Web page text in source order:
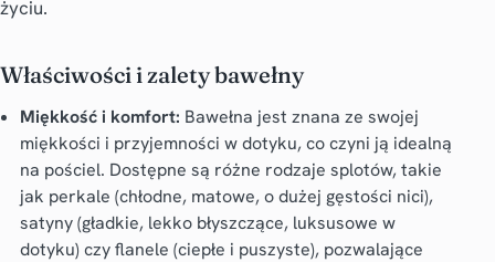
życiu.
Właściwości i zalety bawełny
Miękkość i komfort: Bawełna jest znana ze swojej
miękkości i przyjemności w dotyku, co czyni ją idealną
na pościel. Dostępne są różne rodzaje splotów, takie
jak perkale (chłodne, matowe, o dużej gęstości nici),
satyny (gładkie, lekko błyszczące, luksusowe w
dotyku) czy flanele (ciepłe i puszyste), pozwalające